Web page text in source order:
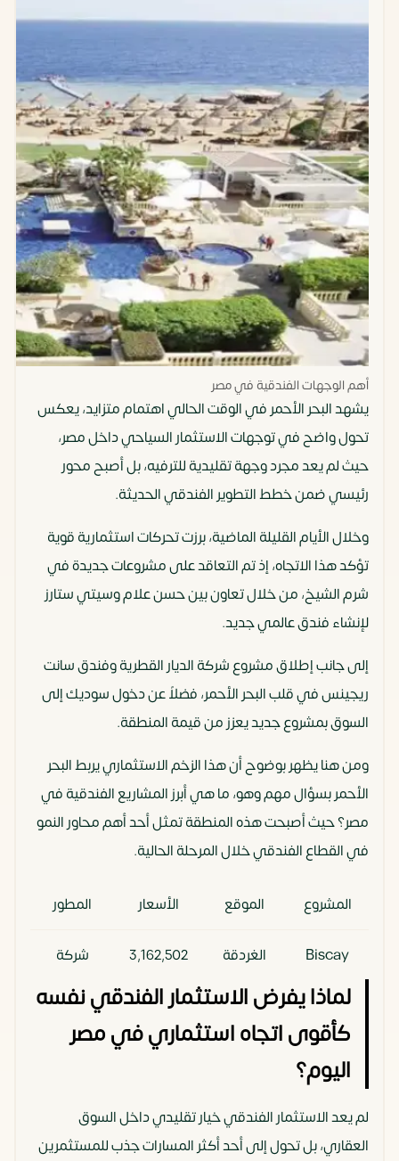
جراند
ميلينيوم
ريزيدنس
أكتوبر
5٬022٬000
جنيه
مقدم
10%
وتقسيط
على 7
سنوات
2028
أهم الوجهات الفندقية في مصر
يشهد البحر الأحمر في الوقت الحالي اهتمام متزايد، يعكس
تحول واضح في توجهات الاستثمار السياحي داخل مصر،
حيث لم يعد مجرد وجهة تقليدية للترفيه، بل أصبح محور
رئيسي ضمن خطط التطوير الفندقي الحديثة.
وخلال الأيام القليلة الماضية، برزت تحركات استثمارية قوية
تؤكد هذا الاتجاه، إذ تم التعاقد على مشروعات جديدة في
شرم الشيخ، من خلال تعاون بين حسن علام وسيتي ستارز
لإنشاء فندق عالمي جديد.
إلى جانب إطلاق مشروع شركة الديار القطرية وفندق سانت
ريجينس في قلب البحر الأحمر، فضلاً عن دخول سوديك إلى
السوق بمشروع جديد يعزز من قيمة المنطقة.
ومن هنا يظهر بوضوح أن هذا الزخم الاستثماري يربط البحر
الأحمر بسؤال مهم وهو، ما هي أبرز المشاريع الفندقية في
مصر؟ حيث أصبحت هذه المنطقة تمثل أحد أهم محاور النمو
في القطاع الفندقي خلال المرحلة الحالية.
المشروع الموقع الأسعار المطور
Biscay
Soma
Bay
الغردقة
3٬162٬502
جنيه
شركة
بيسكاي
للتطوير
العقاري
قرية كالا
حشيش
جنيه
كابيتال
لينك
لماذا يفرض الاستثمار الفندقي نفسه
كأقوى اتجاه استثماري في مصر
اليوم؟
لم يعد الاستثمار الفندقي خيار تقليدي داخل السوق
العقاري، بل تحول إلى أحد أكثر المسارات جذب للمستثمرين